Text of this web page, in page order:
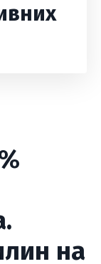
на